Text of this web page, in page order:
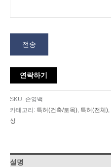
전송
연락하기
SKU: 손영백
카테고리: 특허(건축/토목), 특허(전체),
싱
설명